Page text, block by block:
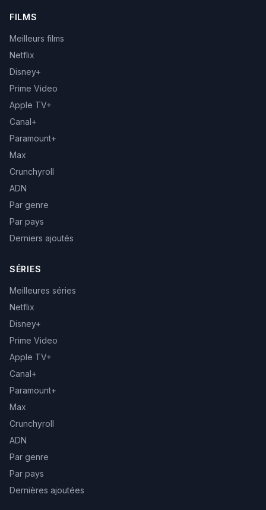
FILMS
Meilleurs films
Netflix
Disney+
Prime Video
Apple TV+
Canal+
Paramount+
Max
Crunchyroll
ADN
Par genre
Par pays
Derniers ajoutés
SÉRIES
Meilleures séries
Netflix
Disney+
Prime Video
Apple TV+
Canal+
Paramount+
Max
Crunchyroll
ADN
Par genre
Par pays
Dernières ajoutées